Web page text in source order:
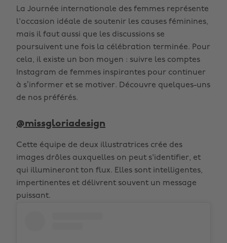
La Journée internationale des femmes représente
l'occasion idéale de soutenir les causes féminines,
mais il faut aussi que les discussions se
poursuivent une fois la célébration terminée. Pour
cela, il existe un bon moyen : suivre les comptes
Instagram de femmes inspirantes pour continuer
à s’informer et se motiver. Découvre quelques-uns
de nos préférés.
@missgloriadesign
Cette équipe de deux illustratrices crée des
images drôles auxquelles on peut s'identifier, et
qui illumineront ton flux. Elles sont intelligentes,
impertinentes et délivrent souvent un message
puissant.